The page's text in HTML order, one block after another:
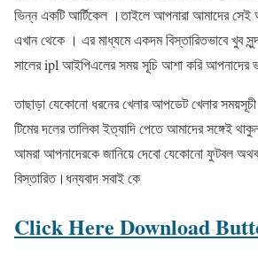
ভিন্ন একটি আর্টিকেল ।তাইলে আপনারা আমাদের সেই
এখান থেকে । এর মাধ্যমে একদম বিস্তারিতভাবে খুব
সালের ipl আইপিএলের সময় সূচি আশা করি আপনাদের
তাছাড়া যেকোনো ধরনের খেলার আপডেট খেলার সময়সূচী
টিমের দলের তালিকা ইত্যাদি পেতে আমাদের সঙ্গেই
আমরা আপনাদেরকে জানিয়ে দেবো যেকোনো ফুটবল অথবা
বিস্তারিত।ধন্যবাদ সবাই কে
Click Here Download